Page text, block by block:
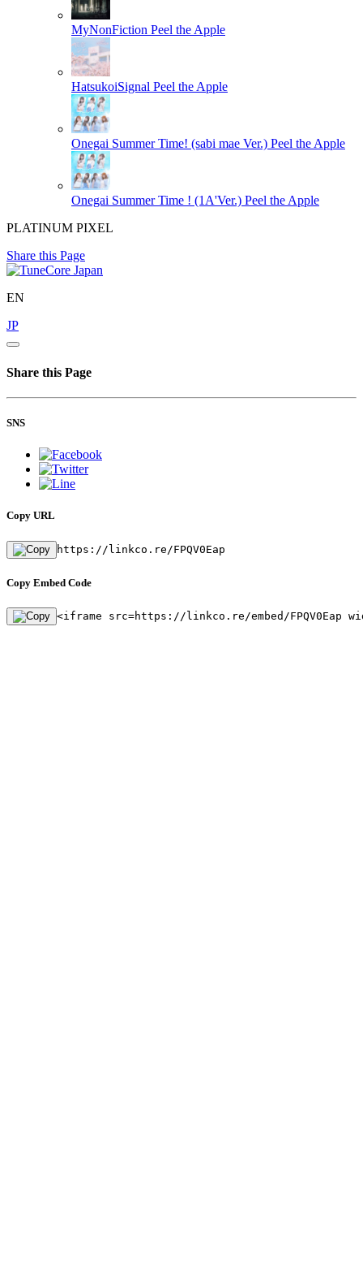
MyNonFiction Peel the Apple
HatsukoiSignal Peel the Apple
Onegai Summer Time! (sabi mae Ver.) Peel the Apple
Onegai Summer Time ! (1A'Ver.) Peel the Apple
PLATINUM PIXEL
Share this Page
EN
JP
Share this Page
SNS
Copy URL
https://linkco.re/FPQV0Eap
Copy Embed Code
<iframe src=https://linkco.re/embed/FPQV0Eap